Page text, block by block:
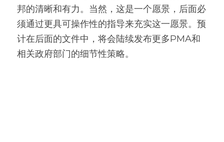
邦的清晰和有力。当然，这是一个愿景，后面必
须通过更具可操作性的指导来充实这一愿景。预
计在后面的文件中，将会陆续发布更多PMA和
相关政府部门的细节性策略。